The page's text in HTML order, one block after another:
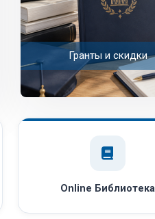
Гранты и скидки
Online Библиотека